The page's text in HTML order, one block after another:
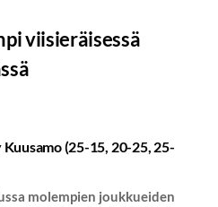
viisieräisessä
(25-15, 20-25, 25-
molempien joukkueiden